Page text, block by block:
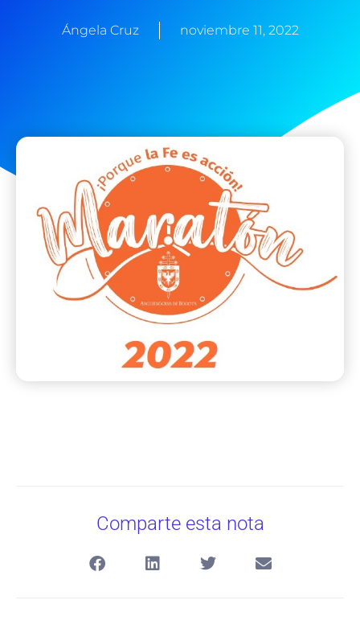
Ángela Cruz noviembre 11, 2022
Comparte esta nota